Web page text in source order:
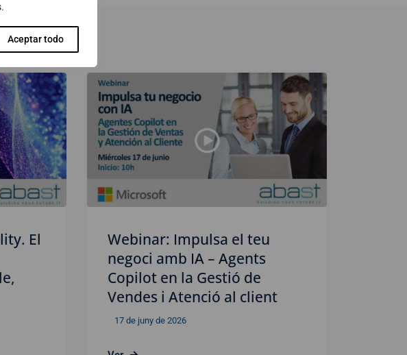
Aceptar todo
El
Webinar: Impulsa el teu
negoci amb IA – Agents
Copilot en la Gestió de
Vendes i Atenció al client
17 de juny de 2026